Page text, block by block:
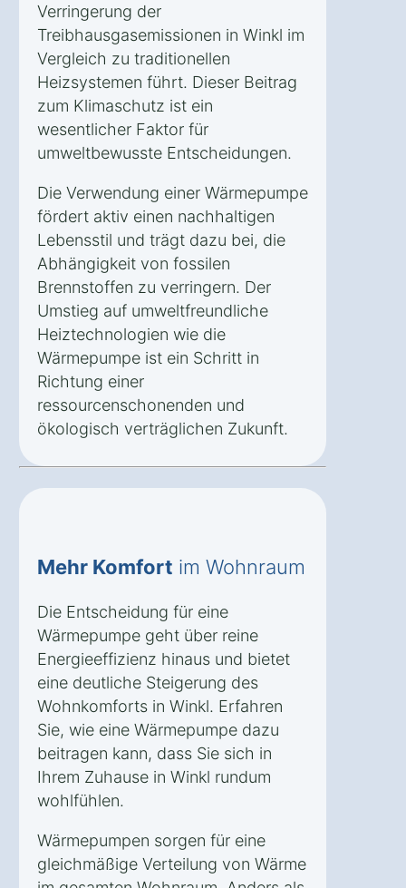
Verringerung der
Treibhausgasemissionen in Winkl im
Vergleich zu traditionellen
Heizsystemen führt. Dieser Beitrag
zum Klimaschutz ist ein
wesentlicher Faktor für
umweltbewusste Entscheidungen.
Die Verwendung einer Wärmepumpe
fördert aktiv einen nachhaltigen
Lebensstil und trägt dazu bei, die
Abhängigkeit von fossilen
Brennstoffen zu verringern. Der
Umstieg auf umweltfreundliche
Heiztechnologien wie die
Wärmepumpe ist ein Schritt in
Richtung einer
ressourcenschonenden und
ökologisch verträglichen Zukunft.
Mehr Komfort im Wohnraum
Die Entscheidung für eine
Wärmepumpe geht über reine
Energieeffizienz hinaus und bietet
eine deutliche Steigerung des
Wohnkomforts in Winkl. Erfahren
Sie, wie eine Wärmepumpe dazu
beitragen kann, dass Sie sich in
Ihrem Zuhause in Winkl rundum
wohlfühlen.
Wärmepumpen sorgen für eine
gleichmäßige Verteilung von Wärme